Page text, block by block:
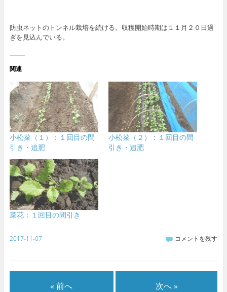
防虫ネットのトンネル栽培を続ける。収穫開始時期は１１月２０日過
ぎを見込んでいる。
関連
小松菜（１）：１回目の間
引き・追肥
小松菜（２）：１回目の間
引き・追肥
菜花：１回目の間引き
2017-11-07 コメントを残す
« 前へ 次へ »